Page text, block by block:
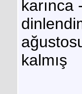
karınca
kalmış